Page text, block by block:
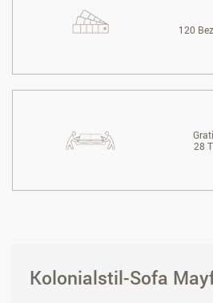
120
28
Kolonialstil-Sofa